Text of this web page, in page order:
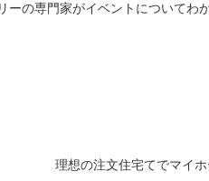
の専門家がイベントについてわ
理想の注文住宅てでマイ